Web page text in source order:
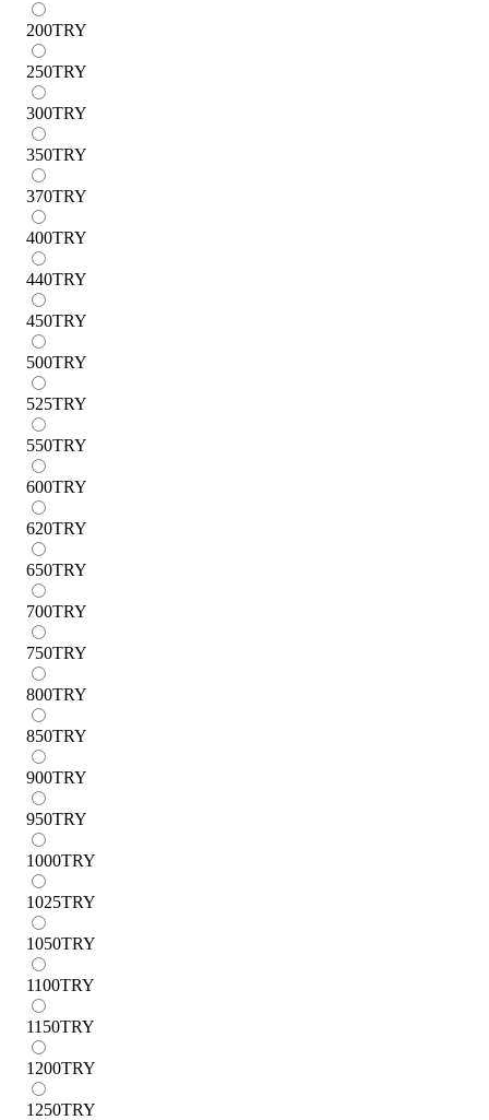
200TRY
250TRY
300TRY
350TRY
370TRY
400TRY
440TRY
450TRY
500TRY
525TRY
550TRY
600TRY
620TRY
650TRY
700TRY
750TRY
800TRY
850TRY
900TRY
950TRY
1000TRY
1025TRY
1050TRY
1100TRY
1150TRY
1200TRY
1250TRY